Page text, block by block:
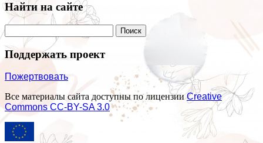
Найти на сайте
Поддержать проект
Пожертвовать
Все материалы сайта доступны по лицензииCreative
Commons СС-BY-SA 3.0